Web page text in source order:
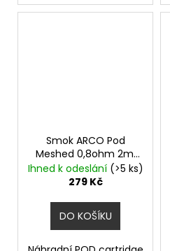
Smok ARCO Pod
Meshed 0,8ohm 2ml
3ks
Ihned k odeslání (>5 ks)
279 Kč
DO KOŠÍKU